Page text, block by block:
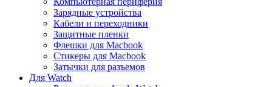
Зарядные устройства
Кабели и переходники
Защитные пленки
Флешки для Macbook
Стикеры для Macbook
Затычки для разъемов
Для Watch